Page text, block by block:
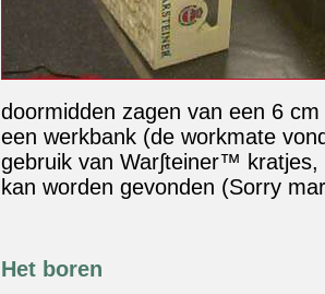
doormidden zagen van een 6
een werkbank (de workmate
gebruik van War∫teiner™
kan worden gevonden (Sorry
Het boren